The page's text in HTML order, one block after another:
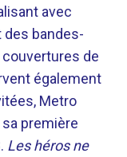
avec
des bandes-
de
également
Metro
première
Les héros ne